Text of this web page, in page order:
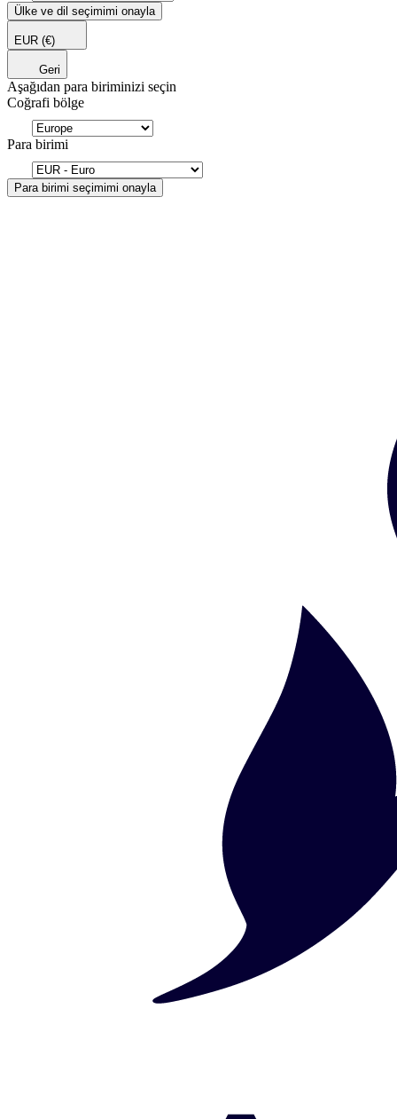
Ülke ve dil seçimimi onayla
EUR (€)
Geri
Aşağıdan para biriminizi seçin
Coğrafi bölge
Para birimi
Para birimi seçimimi onayla